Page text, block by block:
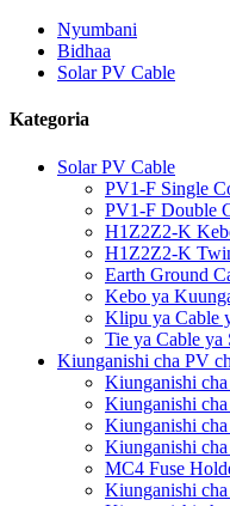
Nyumbani
Bidhaa
Solar PV Cable
Kategoria
Solar PV Cable
PV1-F Single
PV1-F Double
H1Z2Z2-K
H1Z2Z2-K
Earth Ground
Kebo ya
Klipu ya Cable
Tie ya Cable ya
Kiunganishi cha PV
Kiunganishi
Kiunganishi
Kiunganishi
Kiunganishi
MC4 Fuse
Kiunganishi